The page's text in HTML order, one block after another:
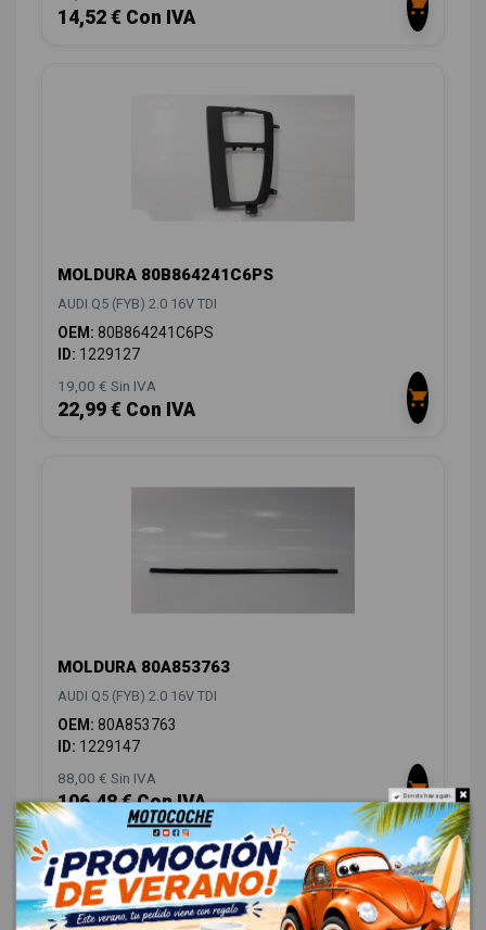
14,52 € Con IVA
MOLDURA 80B864241C6PS
AUDI Q5 (FYB) 2.0 16V TDI
OEM: 80B864241C6PS
ID: 1229127
19,00 € Sin IVA
22,99 € Con IVA
MOLDURA 80A853763
AUDI Q5 (FYB) 2.0 16V TDI
OEM: 80A853763
ID: 1229147
88,00 € Sin IVA
106,48 € Con IVA Do not show again.